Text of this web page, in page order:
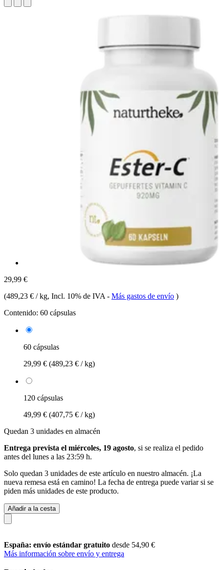
29,99 €
(489,23 € / kg, Incl. 10% de IVA - Más gastos de envío )
Contenido: 60 cápsulas
60 cápsulas
29,99 € (489,23 € / kg)
120 cápsulas
49,99 € (407,75 € / kg)
Quedan 3 unidades en almacén
Entrega prevista el miércoles, 19 agosto, si se realiza el pedido
antes del lunes a las 23:59 h.
Solo quedan 3 unidades de este artículo en nuestro almacén. ¡La
nueva remesa está en camino! La fecha de entrega puede variar si se
piden más unidades de este producto.
Añadir a la cesta
España: envío estándar gratuito desde 54,90 €
Más información sobre envío y entrega